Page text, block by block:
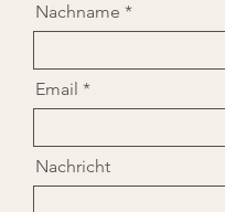
Nachname
Email
Nachricht